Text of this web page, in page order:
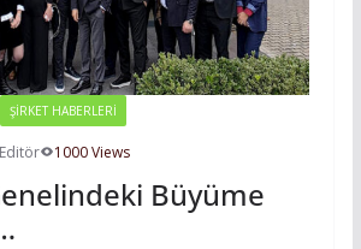
ŞIRKET HABERLERI
Editör 1000 Views
Büyüme